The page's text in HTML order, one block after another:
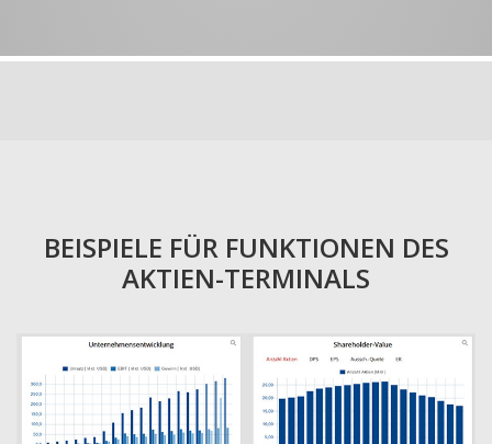
BEISPIELE FÜR FUNKTIONEN DES
AKTIEN-TERMINALS